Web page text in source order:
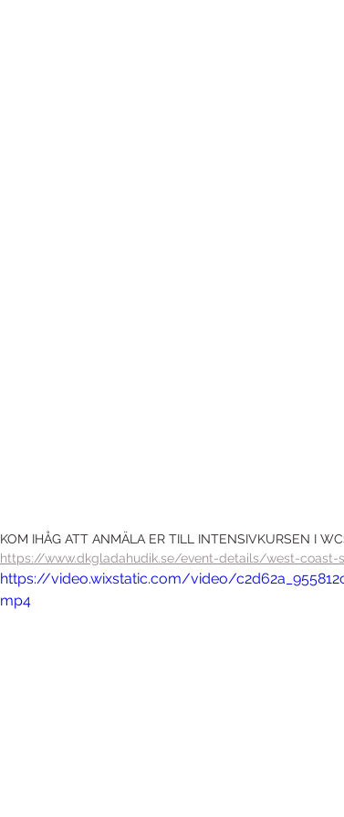
KOM IHÅG ATT ANMÄLA ER TILL INTENSIVKURSEN I
https://www.dkgladahudik.se/event-details/west-coast-
https://video.wixstatic.com/video/
mp4